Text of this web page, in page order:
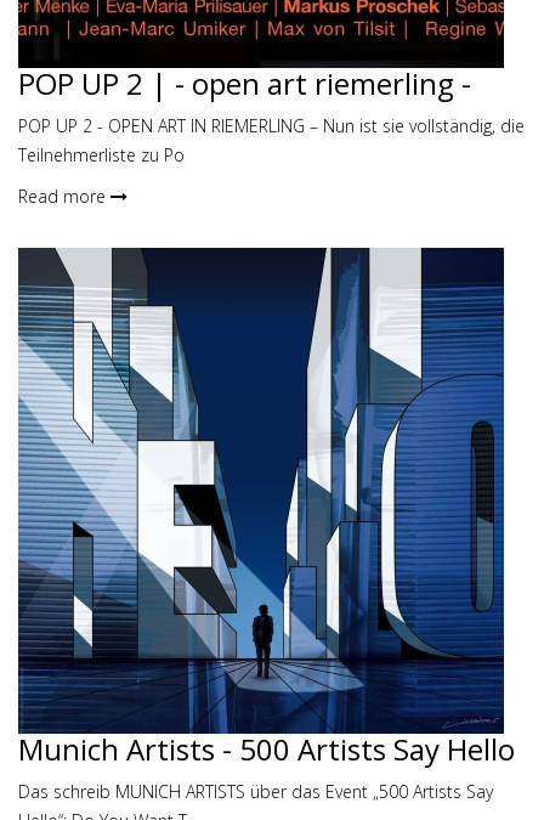
POP UP 2 | - open art riemerling -
POP UP 2 - OPEN ART IN RIEMERLING – Nun ist sie vollständig, die
Teilnehmerliste zu Po
Read more
Munich Artists - 500 Artists Say Hello
Das schreib MUNICH ARTISTS über das Event „500 Artists Say